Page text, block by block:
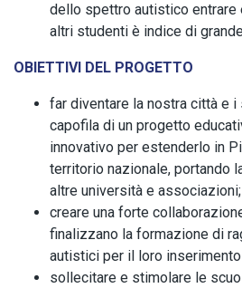
dello spettro autistico entrare
altri studenti è indice di
OBIETTIVI DEL PROGETTO
far diventare la nostra città e
capofila di un progetto
innovativo per estenderlo in
territorio nazionale, portando
altre università e associazioni;
creare una forte
finalizzano la formazione di
autistici per il loro
sollecitare e stimolare le